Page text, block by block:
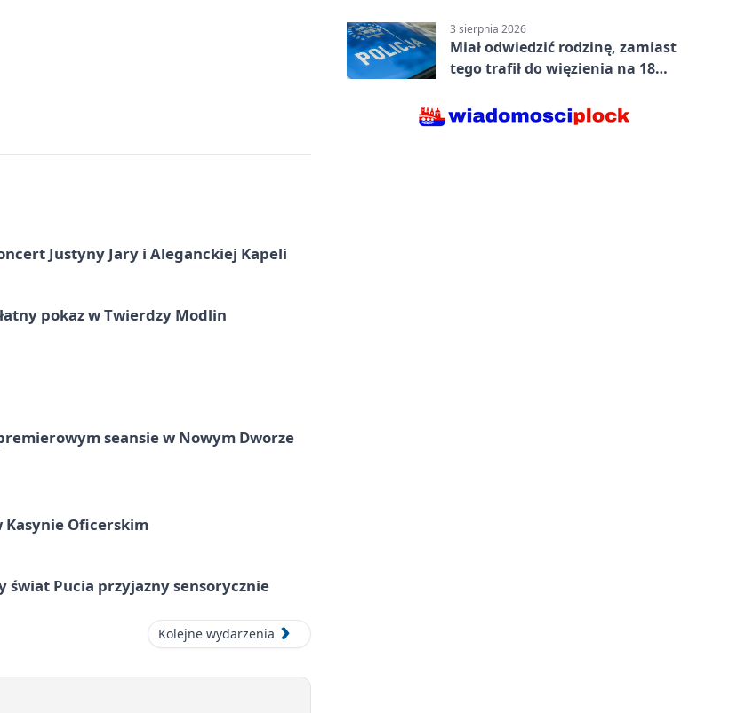
Justyny Jary i Aleganckiej Kapeli
pokaz w Twierdzy Modlin
seansie w Nowym Dworze
Kasynie Oficerskim
świat Pucia przyjazny sensorycznie
Kolejne wydarzenia
3 sierpnia 2026
Miał odwiedzić rodzinę, zamiast
tego trafił do więzienia na 18